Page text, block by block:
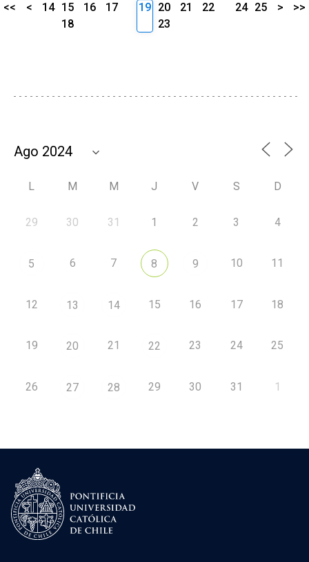
<< < 14 15 16
17
18
19 20 21
22
23
24 25 > >>
L M M J V S D
29 30 31 1 2 3 4
5 6 7 8 9 10 11
12 13 14 15 16 17 18
19 20 21 22 23 24 25
26 27 28 29 30 31 1